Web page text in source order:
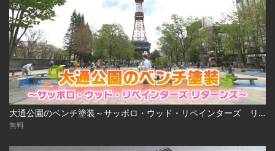
大通公園のベンチ塗装～サッポロ・ウッド・リペインターズ リターンズ～
無料